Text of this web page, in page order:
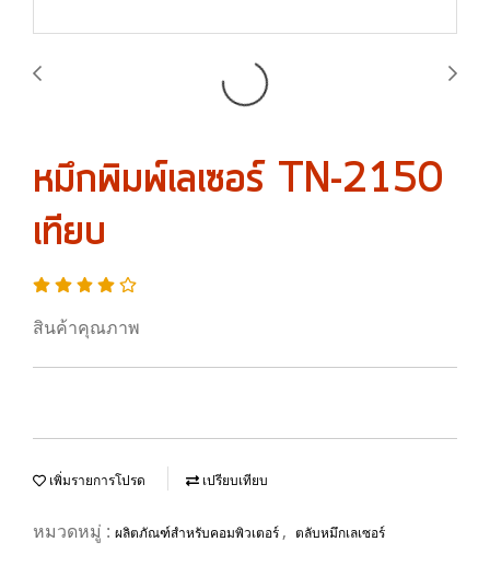
หมึกพิมพ์เลเซอร์ TN-2150
เทียบ
สินค้าคุณภาพ
เพิ่มรายการโปรด เปรียบเทียบ
หมวดหมู่ : ผลิตภัณฑ์สำหรับคอมพิวเตอร์ , ตลับหมึกเลเซอร์